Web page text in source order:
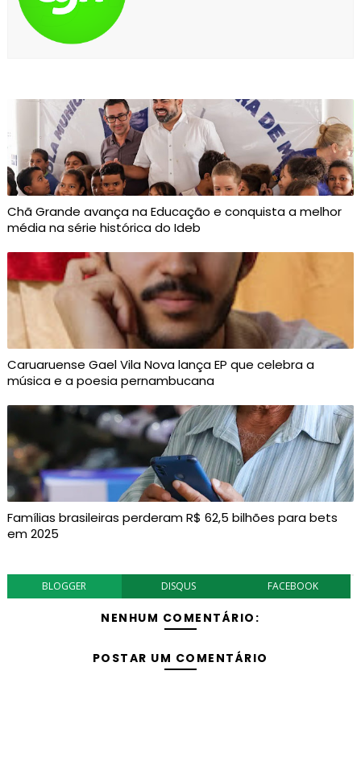
Chã Grande avança na Educação e conquista a melhor
média na série histórica do Ideb
Caruaruense Gael Vila Nova lança EP que celebra a
música e a poesia pernambucana
Famílias brasileiras perderam R$ 62,5 bilhões para bets
em 2025
BLOGGER DISQUS FACEBOOK
NENHUM COMENTÁRIO:
POSTAR UM COMENTÁRIO